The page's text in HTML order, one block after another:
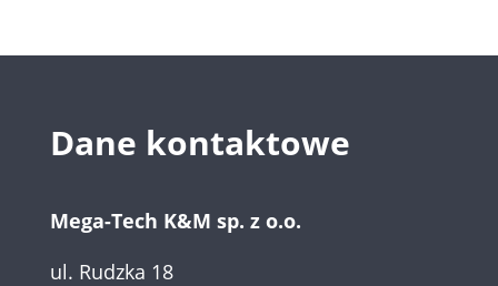
Dane kontaktowe
Mega-Tech K&M sp. z o.o.
ul. Rudzka 18